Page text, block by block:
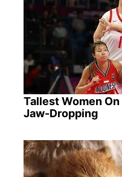
Tallest Women
Jaw-Dropping